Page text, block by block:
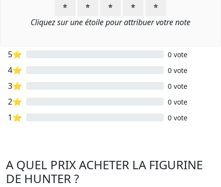
⭐ ⭐ ⭐ ⭐ ⭐
Cliquez sur une étoile pour attribuer votre note
5⭐ 0 vote
4⭐ 0 vote
3⭐ 0 vote
2⭐ 0 vote
1⭐ 0 vote
A QUEL PRIX ACHETER LA FIGURINE
DE HUNTER ?